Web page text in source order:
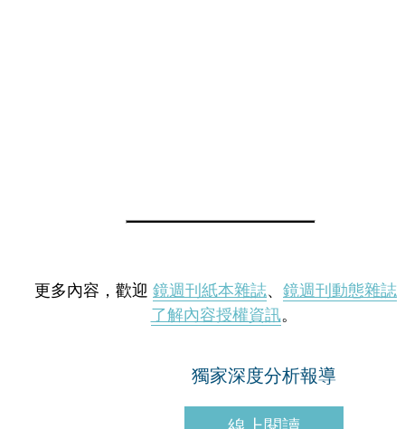
更多內容，歡迎 鏡週刊紙本雜誌、 鏡週刊動態雜誌
了解內容授權資訊。
獨家深度分析報導